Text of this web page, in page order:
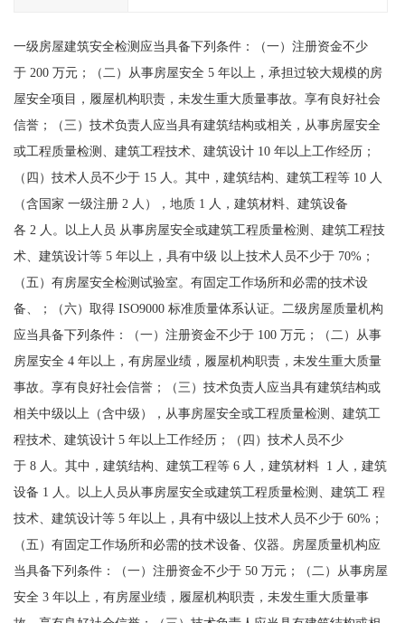
一级房屋建筑安全检测应当具备下列条件：（一）注册资金不少
于 200 万元；（二）从事房屋安全 5 年以上，承担过较大规模的房
屋安全项目，履屋机构职责，未发生重大质量事故。享有良好社会
信誉；（三）技术负责人应当具有建筑结构或相关，从事房屋安全
或工程质量检测、建筑工程技术、建筑设计 10 年以上工作经历；
（四）技术人员不少于 15 人。其中，建筑结构、建筑工程等 10 人
（含国家 一级注册 2 人），地质 1 人，建筑材料、建筑设备
各 2 人。以上人员 从事房屋安全或建筑工程质量检测、建筑工程技
术、建筑设计等 5 年以上，具有中级 以上技术人员不少于 70%；
（五）有房屋安全检测试验室。有固定工作场所和必需的技术设
备、；（六）取得 ISO9000 标准质量体系认证。二级房屋质量机构
应当具备下列条件：（一）注册资金不少于 100 万元；（二）从事
房屋安全 4 年以上，有房屋业绩，履屋机构职责，未发生重大质量
事故。享有良好社会信誉；（三）技术负责人应当具有建筑结构或
相关中级以上（含中级），从事房屋安全或工程质量检测、建筑工
程技术、建筑设计 5 年以上工作经历；（四）技术人员不少
于 8 人。其中，建筑结构、建筑工程等 6 人，建筑材料 1 人，建筑
设备 1 人。以上人员从事房屋安全或建筑工程质量检测、建筑工 程
技术、建筑设计等 5 年以上，具有中级以上技术人员不少于 60%；
（五）有固定工作场所和必需的技术设备、仪器。房屋质量机构应
当具备下列条件：（一）注册资金不少于 50 万元；（二）从事房屋
安全 3 年以上，有房屋业绩，履屋机构职责，未发生重大质量事